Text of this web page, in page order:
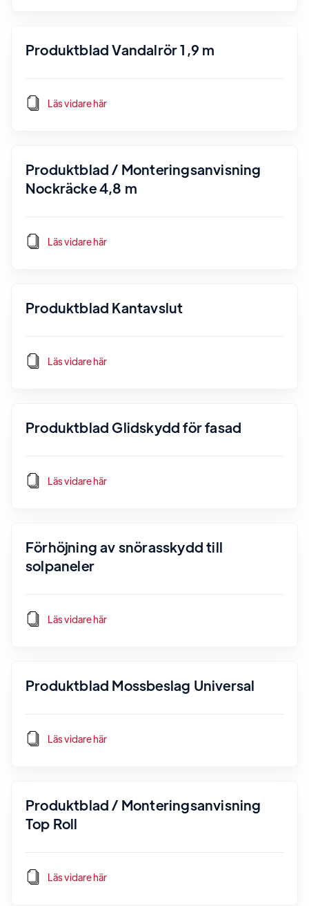
Produktblad Vandalrör 1,9 m
Läs vidare här
Produktblad / Monteringsanvisning
Nockräcke 4,8 m
Läs vidare här
Produktblad Kantavslut
Läs vidare här
Produktblad Glidskydd för fasad
Läs vidare här
Förhöjning av snörasskydd till
solpaneler
Läs vidare här
Produktblad Mossbeslag Universal
Läs vidare här
Produktblad / Monteringsanvisning
Top Roll
Läs vidare här